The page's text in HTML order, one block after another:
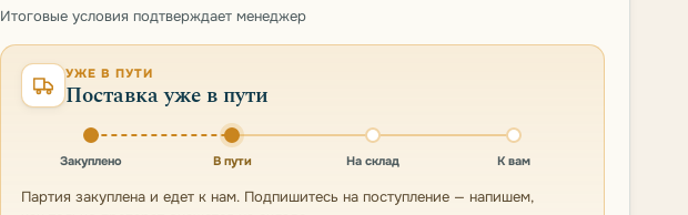
Итоговые условия подтверждает менеджер
УЖЕ В ПУТИ
Поставка уже в пути
Закуплено В пути На склад К вам
Партия закуплена и едет к нам. Подпишитесь на поступление — напишем,